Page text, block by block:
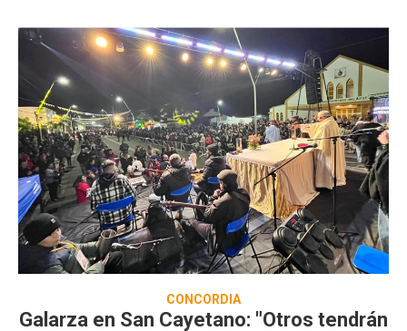
CONCORDIA
Galarza en San Cayetano: "Otros tendrán